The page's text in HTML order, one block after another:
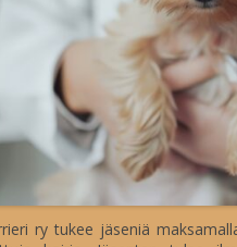
ALUETOIMINTA
ry tukee jäseniä